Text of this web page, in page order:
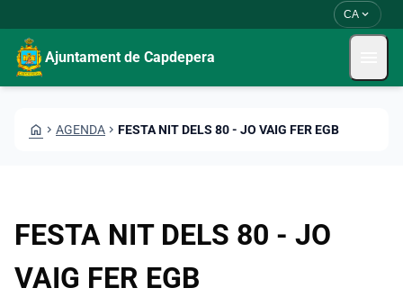
CA expand_more
Ajuntament de Capdepera
HOME CHEVRON_RIGHT AGENDA CHEVRON_RIGHT FESTA NIT DELS 80 - JO VAIG FER EGB
FESTA NIT DELS 80 - JO
VAIG FER EGB